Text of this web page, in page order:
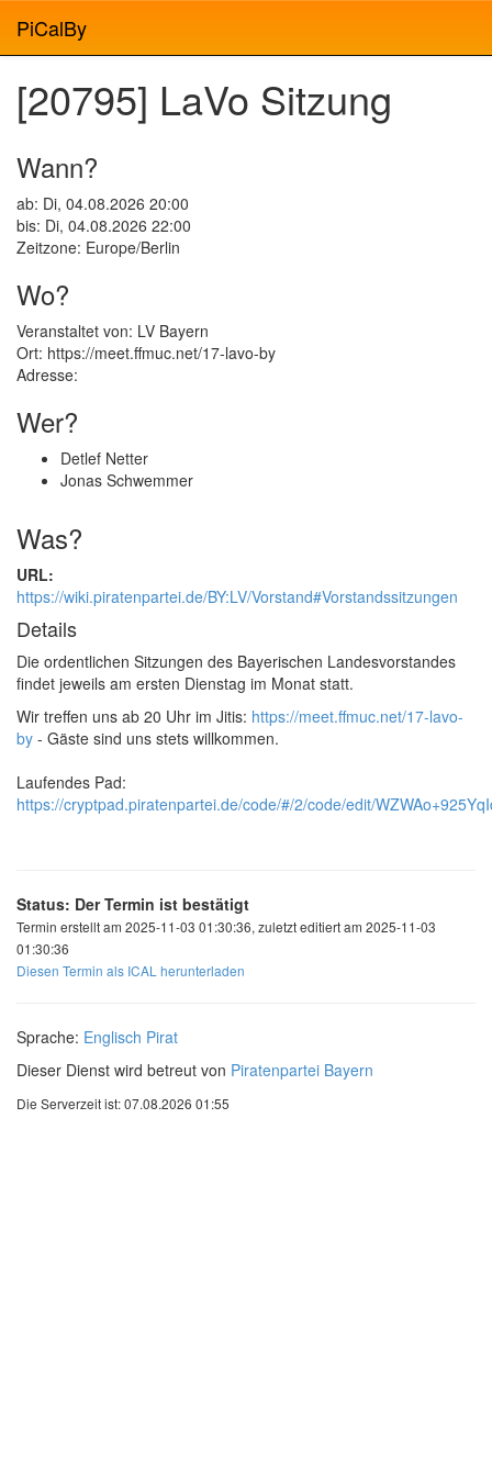
PiCalBy
[20795] LaVo Sitzung
Wann?
ab: Di, 04.08.2026 20:00
bis: Di, 04.08.2026 22:00
Zeitzone: Europe/Berlin
Wo?
Veranstaltet von: LV Bayern
Ort: https://meet.ffmuc.net/17-lavo-by
Adresse:
Wer?
Detlef Netter
Jonas Schwemmer
Was?
URL:
https://wiki.piratenpartei.de/BY:LV/Vorstand#Vorstandssitzungen
Details
Die ordentlichen Sitzungen des Bayerischen Landesvorstandes
findet jeweils am ersten Dienstag im Monat statt.
Wir treffen uns ab 20 Uhr im Jitis: https://meet.ffmuc.net/17-lavo-
by - Gäste sind uns stets willkommen.
Laufendes Pad:
https://cryptpad.piratenpartei.de/code/#/2/code/edit/
Status: Der Termin ist bestätigt
Termin erstellt am 2025-11-03 01:30:36, zuletzt editiert am 2025-11-03
01:30:36
Diesen Termin als ICAL herunterladen
Sprache: Englisch Pirat
Dieser Dienst wird betreut von Piratenpartei Bayern
Die Serverzeit ist: 07.08.2026 01:55